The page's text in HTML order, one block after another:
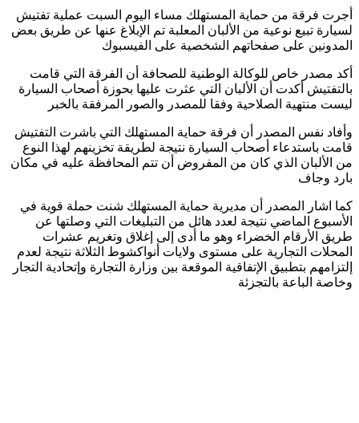
أجرت فرقة من حماية المستهلك مساء اليوم السبت عملية تفتيش
لسيارة تبيع نوعية من الألبان المعلبة تم الإبلاغ عنها عن طريق بعض
المدونين على صفحاتهم الشخصية على الفيسبوك
أكد مصدر خاص للوكالة الوطنية للصحافة أن الفرقة التي قامت
بالتفتيش أكدت أن الألبان التي عثرت عليها بحوزة أصحاب السيارة
ليست منتهية الصلاحية وفقا للمصدر والصور المرفقة بالخبر
وأفاد نفس المصدر أن فرقة حماية المستهلك التي باشرت التفتيش
قامت باستدعاء أصحاب السيارة نتيجة لطريقة تخزينهم لهذا النوع
من الألبان الذي كان من المفروض أن تتم المحافظة عليه في مكان
بارد وجاف
كما اشار المصدر أن مديرية حماية المستهلك شنت حملة قوية في
الأسبوع الماضي نتيجة لعدد هائل من التبليغات التي وصلتها عن
طريق الأرقام الخضراء وهو ما أدى إلى إغلاق وتغريم عشرات
المحلات التجارية على مستوى ولايات أنواكشوط الثلاثة نتيجة لعدم
إلتزامهم بتطبيق الإتفاقية الموقعة بين وزارة التجارة وإتحادية التجار
وخاصة الباعة بالتجزئة